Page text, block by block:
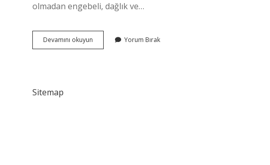
olmadan engebeli, dağlık ve…
Devamını okuyun
Nedir
Yorum Bırak
Sitemap